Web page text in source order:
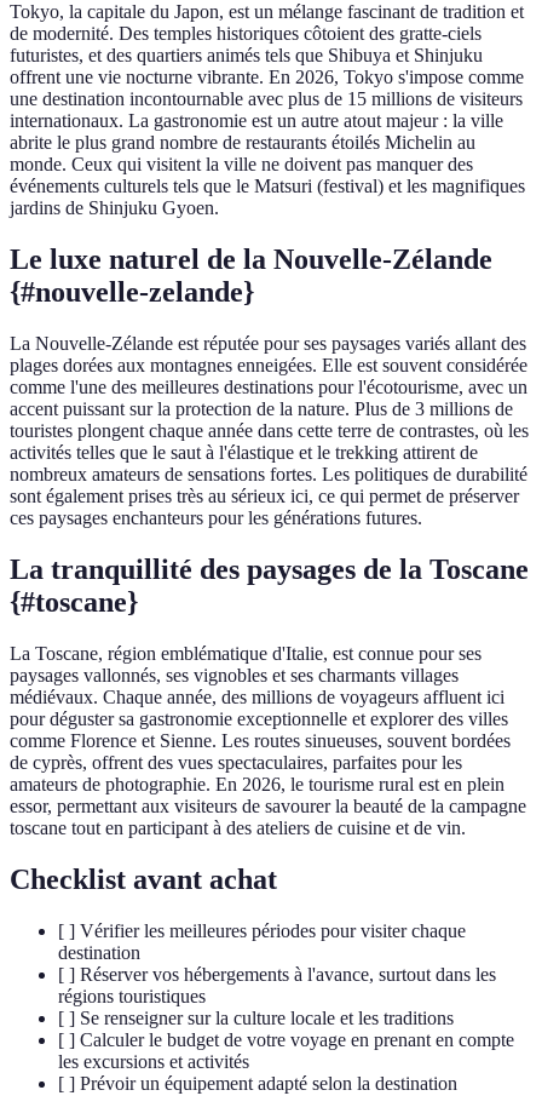
Tokyo, la capitale du Japon, est un mélange fascinant de tradition et
de modernité. Des temples historiques côtoient des gratte-ciels
futuristes, et des quartiers animés tels que Shibuya et Shinjuku
offrent une vie nocturne vibrante. En 2026, Tokyo s'impose comme
une destination incontournable avec plus de 15 millions de visiteurs
internationaux. La gastronomie est un autre atout majeur : la ville
abrite le plus grand nombre de restaurants étoilés Michelin au
monde. Ceux qui visitent la ville ne doivent pas manquer des
événements culturels tels que le Matsuri (festival) et les magnifiques
jardins de Shinjuku Gyoen.
Le luxe naturel de la Nouvelle-Zélande
{#nouvelle-zelande}
La Nouvelle-Zélande est réputée pour ses paysages variés allant des
plages dorées aux montagnes enneigées. Elle est souvent considérée
comme l'une des meilleures destinations pour l'écotourisme, avec un
accent puissant sur la protection de la nature. Plus de 3 millions de
touristes plongent chaque année dans cette terre de contrastes, où les
activités telles que le saut à l'élastique et le trekking attirent de
nombreux amateurs de sensations fortes. Les politiques de durabilité
sont également prises très au sérieux ici, ce qui permet de préserver
ces paysages enchanteurs pour les générations futures.
La tranquillité des paysages de la Toscane
{#toscane}
La Toscane, région emblématique d'Italie, est connue pour ses
paysages vallonnés, ses vignobles et ses charmants villages
médiévaux. Chaque année, des millions de voyageurs affluent ici
pour déguster sa gastronomie exceptionnelle et explorer des villes
comme Florence et Sienne. Les routes sinueuses, souvent bordées
de cyprès, offrent des vues spectaculaires, parfaites pour les
amateurs de photographie. En 2026, le tourisme rural est en plein
essor, permettant aux visiteurs de savourer la beauté de la campagne
toscane tout en participant à des ateliers de cuisine et de vin.
Checklist avant achat
[ ] Vérifier les meilleures périodes pour visiter chaque
destination
[ ] Réserver vos hébergements à l'avance, surtout dans les
régions touristiques
[ ] Se renseigner sur la culture locale et les traditions
[ ] Calculer le budget de votre voyage en prenant en compte
les excursions et activités
[ ] Prévoir un équipement adapté selon la destination